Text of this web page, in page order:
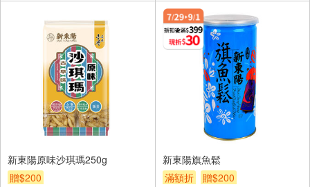
新東陽原味沙琪瑪250g
贈$200
新東陽旗魚鬆
滿額折
贈$200